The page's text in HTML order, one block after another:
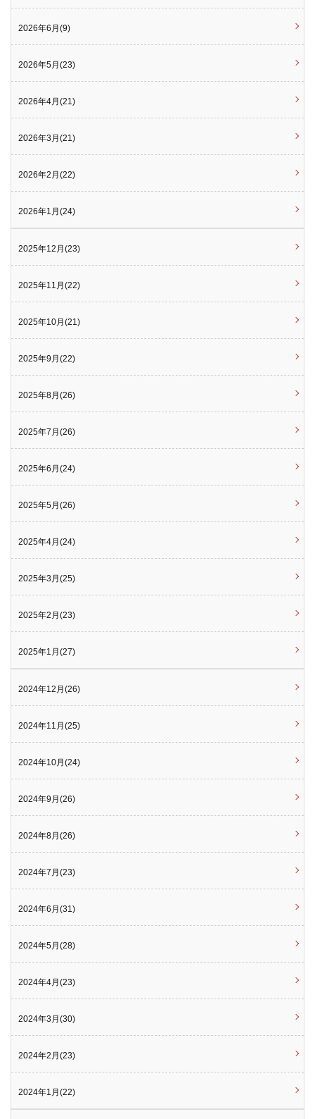
2026年6月(9)
2026年5月(23)
2026年4月(21)
2026年3月(21)
2026年2月(22)
2026年1月(24)
2025年12月(23)
2025年11月(22)
2025年10月(21)
2025年9月(22)
2025年8月(26)
2025年7月(26)
2025年6月(24)
2025年5月(26)
2025年4月(24)
2025年3月(25)
2025年2月(23)
2025年1月(27)
2024年12月(26)
2024年11月(25)
2024年10月(24)
2024年9月(26)
2024年8月(26)
2024年7月(23)
2024年6月(31)
2024年5月(28)
2024年4月(23)
2024年3月(30)
2024年2月(23)
2024年1月(22)